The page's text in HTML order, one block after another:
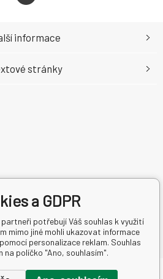
informace
stránky
a GDPR
potřebují Váš souhlas k využití
mimo jiné mohli ukazovat informace
personalizace reklam. Souhlas
na políčko "Ano, souhlasím".